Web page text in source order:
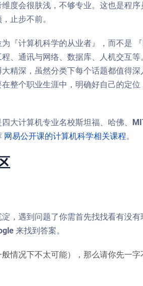
度会很肤浅，不够专业。这也是程
止步不前。
『计算机科学的从业者』，而不是
、通讯与网络、数据库、人机交互等
精深，虽然分类下每个话题都值得
整个职业生涯中，明确好自己的定
大计算机专业名校斯坦福、哈佛、
网易公开课的计算机科学相关课程。
，遇到问题了你需首先找找看有没
来找到答案。
情况下不太可能），那么请你先一